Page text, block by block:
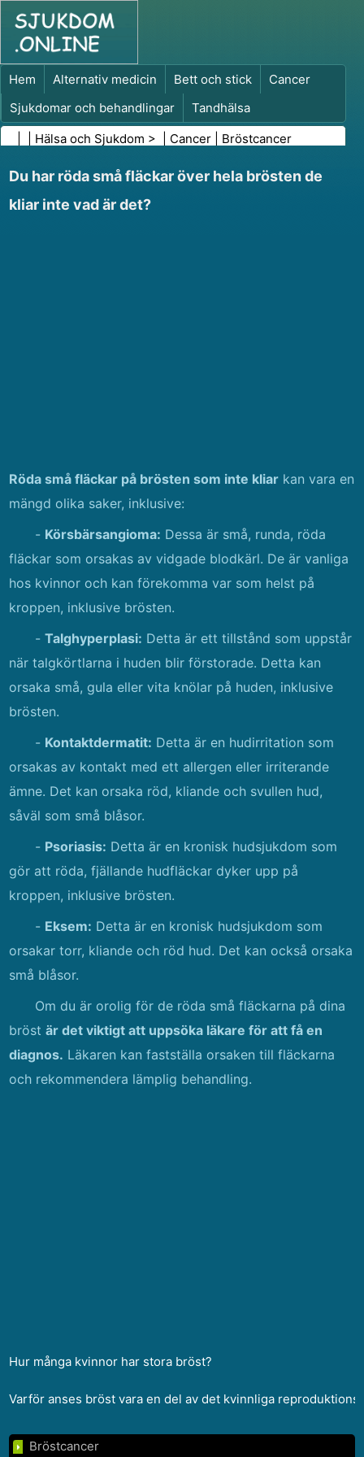
Hem Alternativ medicin Bett och stick
Cancer
Sjukdomar och behandlingar
Tandhälsa
Kost och näring
Familjehälsa
Hälsa och Sjukdom > | Cancer Bröstcancer
Du har röda små fläckar över hela brösten de
kliar inte vad är det?
Röda små fläckar på brösten som inte kliar kan vara en
mängd olika saker, inklusive:
- Körsbärsangioma: Dessa är små, runda, röda
fläckar som orsakas av vidgade blodkärl. De är vanliga
hos kvinnor och kan förekomma var som helst på
kroppen, inklusive brösten.
-Talghyperplasi: Detta är ett tillstånd som uppstår
när talgkörtlarna i huden blir förstorade. Detta kan
orsaka små, gula eller vita knölar på huden, inklusive
brösten.
- Kontaktdermatit: Detta är en hudirritation som
orsakas av kontakt med ett allergen eller irriterande
ämne. Det kan orsaka röd, kliande och svullen hud,
såväl som små blåsor.
- Psoriasis: Detta är en kronisk hudsjukdom som
gör att röda, fjällande hudfläckar dyker upp på
kroppen, inklusive brösten.
- Eksem: Detta är en kronisk hudsjukdom som
orsakar torr, kliande och röd hud. Det kan också orsaka
små blåsor.
Om du är orolig för de röda små fläckarna på dina
bröstär det viktigt att uppsöka läkare för att få en
diagnos. Läkaren kan fastställa orsaken till fläckarna
och rekommendera lämplig behandling.
Hur många kvinnor har stora bröst?
Varför anses bröst vara en del av det kvinnliga
Bröstcancer